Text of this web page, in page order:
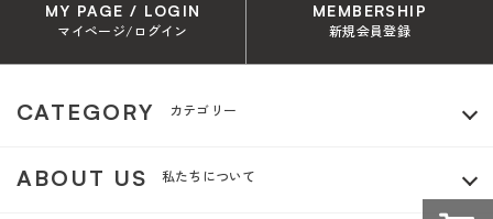
MY PAGE / LOGIN
マイページ/ログイン
MEMBERSHIP
新規会員登録
CATEGORY カテゴリー
ABOUT US 私たちについて